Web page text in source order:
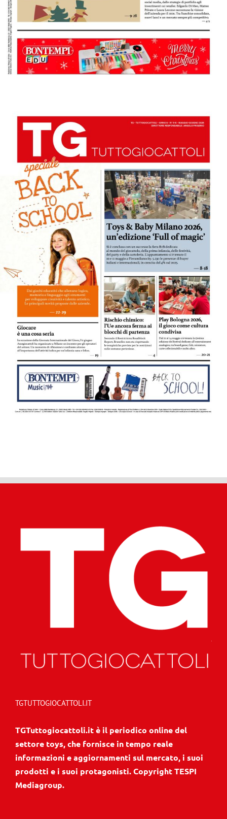
TGTUTTOGIOCATTOLI.IT
TGTuttogiocattoli.it è il periodico online del
settore toys, che fornisce in tempo reale
informazioni e aggiornamenti sul mercato, i suoi
prodotti e i suoi protagonisti. Copyright TESPI
Mediagroup.